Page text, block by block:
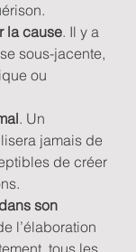
la cause. Il y a
sous-jacente,
ou
. Un
jamais de
de créer
son
l’élaboration